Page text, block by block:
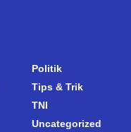
Politik
Tips & Trik
TNI
Uncategorized